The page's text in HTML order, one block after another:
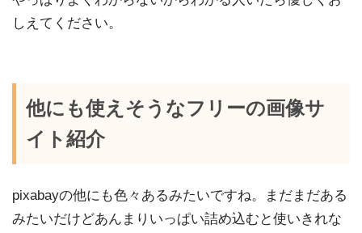
しえてください。
他にも使えそうなフリーの画像サ
イト紹介
pixabayの他にも色々あるみたいですね。まだまだある
みたいだけどあんまりいっぱい詰め込むと使いきれな